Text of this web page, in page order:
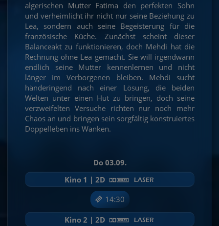
algerischen Mutter Fatima den perfekten Sohn
und verheimlicht ihr nicht nur seine Beziehung zu
Lea, sondern auch seine Begeisterung für die
französische Küche. Zunächst scheint dieser
Balanceakt zu funktionieren, doch Mehdi hat die
Rechnung ohne Lea gemacht. Sie will irgendwann
endlich seine Mutter kennenlernen und nicht
länger im Verborgenen bleiben. Mehdi sucht
händeringend nach einer Lösung, die beiden
Welten unter einen Hut zu bringen, doch seine
verzweifelten Versuche richten nur noch mehr
Chaos an und bringen sein sorgfältig konstruiertes
Doppelleben ins Wanken.
Do 03.09.
14:30
Kino 1 | 2D
Kino 2 | 2D